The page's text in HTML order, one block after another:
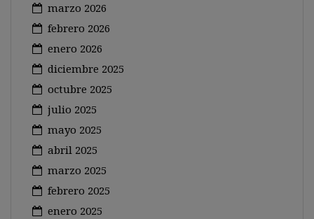
marzo 2026
febrero 2026
enero 2026
diciembre 2025
octubre 2025
julio 2025
mayo 2025
abril 2025
marzo 2025
febrero 2025
enero 2025